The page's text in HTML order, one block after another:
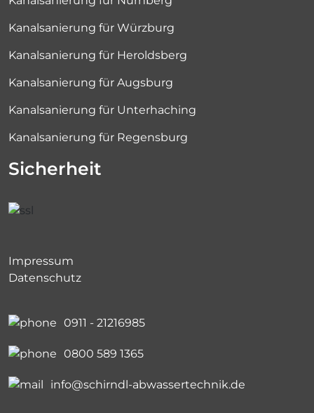
Kanalsanierung für Würzburg
Kanalsanierung für Heroldsberg
Kanalsanierung für Augsburg
Kanalsanierung für Unterhaching
Kanalsanierung für Regensburg
Sicherheit
Impressum
Datenschutz
0911 - 21216985
0800 589 1365
info@schirndl-abwassertechnik.de